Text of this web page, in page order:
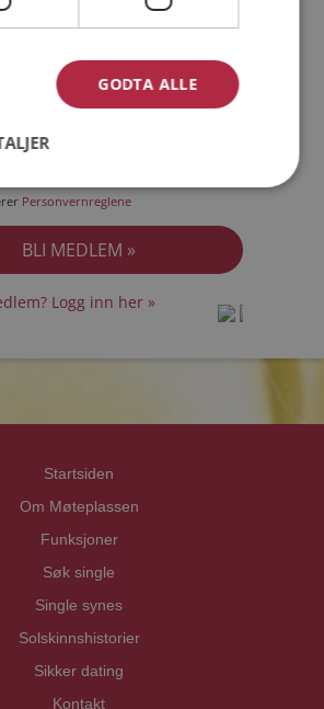
Personvernreglene
Logg inn her »
Startsiden
Om Møteplassen
Funksjoner
Søk single
Single synes
Solskinnshistorier
Sikker dating
Kontakt
GODTA ALLE